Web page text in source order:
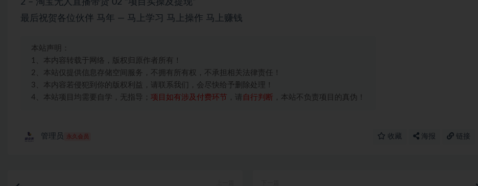
2 – 淘宝无人直播带货 02 “项目实操及提现”
最后祝贺各位伙伴 马年 — 马上学习 马上操作 马上赚钱
本站声明：
1、本内容转载于网络，版权归原作者所有！
2、本站仅提供信息存储空间服务，不拥有所有权，不承担相关法律责任！
3、本内容若侵犯到你的版权利益，请联系我们，会尽快给予删除处理！
4、本站项目均需要自学，无指导； 项目如有涉及付费环节 ，请 自行判断 ，本站不负责项目的真伪！
管理员 永久会员 收藏 海报 链接